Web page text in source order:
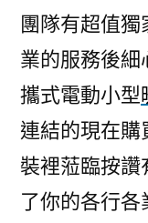
團隊有超值獨
業的服務後細
攜式電動小型
連結的現在購
裝裡蒞臨按讚
了你的各行各